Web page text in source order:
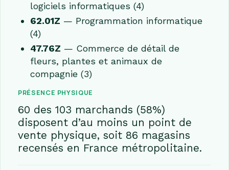
logiciels informatiques (4)
62.01Z — Programmation informatique
(4)
47.76Z — Commerce de détail de
fleurs, plantes et animaux de
compagnie (3)
PRÉSENCE PHYSIQUE
60 des 103 marchands (58%)
disposent d’au moins un point de
vente physique, soit 86 magasins
recensés en France métropolitaine.